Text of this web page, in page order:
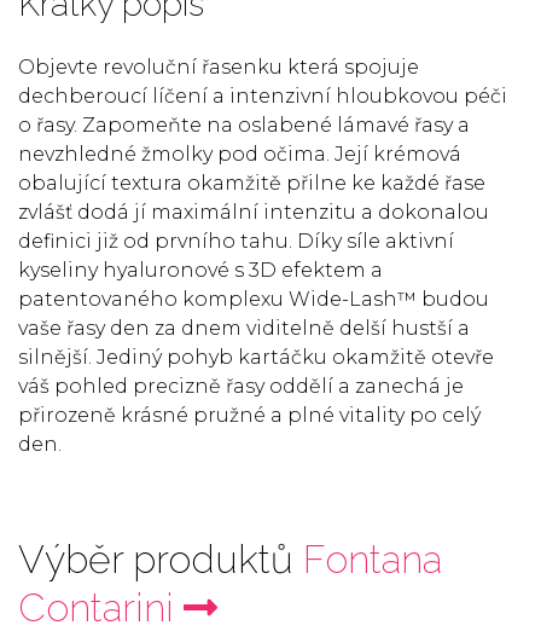
Objevte revoluční řasenku která spojuje
dechberoucí líčení a intenzivní hloubkovou péči
o řasy. Zapomeňte na oslabené lámavé řasy a
nevzhledné žmolky pod očima. Její krémová
obalující textura okamžitě přilne ke každé řase
zvlášť dodá jí maximální intenzitu a dokonalou
definici již od prvního tahu. Díky síle aktivní
kyseliny hyaluronové s 3D efektem a
patentovaného komplexu Wide-Lash™ budou
vaše řasy den za dnem viditelně delší hustší a
silnější. Jediný pohyb kartáčku okamžitě otevře
váš pohled precizně řasy oddělí a zanechá je
přirozeně krásné pružné a plné vitality po celý
den.
Výběr produktů Fontana
Contarini